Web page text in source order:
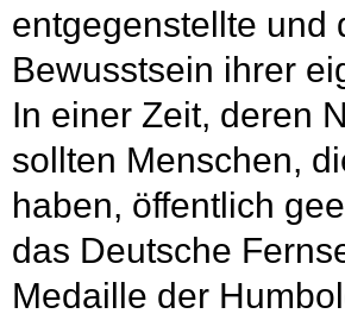
entgegenstellte und
Bewusstsein ihrer
In einer Zeit, deren
sollten Menschen,
haben, öffentlich
das Deutsche
Medaille der